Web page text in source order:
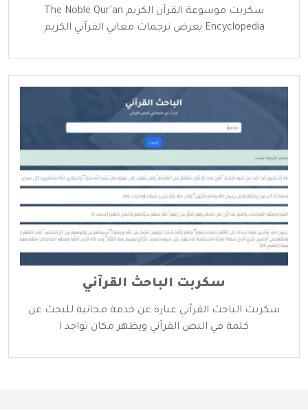
سكربت موسوعة القرآن الكريم The Noble Qur'an
Encyclopedia يعرض ترجمات معاني القرآني الكريم
سكربت الباحث القرآني
سكربت الباحث القرآني عبارة عن خدمة مجانية للبحث عن
كلمة في النص القرآني ويظهر مكان تواجد ا